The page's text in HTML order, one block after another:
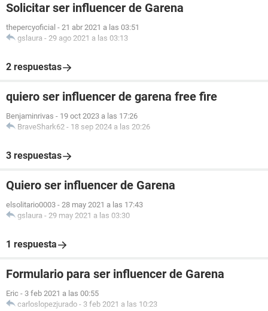
Solicitar ser influencer de Garena
thepercyoficial - 21 abr 2021 a las 03:51
gslaura - 29 ago 2021 a las 03:13
2 respuestas
quiero ser influencer de garena free fire
Benjaminrivas - 19 oct 2023 a las 17:26
BraveShark62 - 18 sep 2024 a las 20:26
3 respuestas
Quiero ser influencer de Garena
elsolitario0003 - 28 may 2021 a las 17:43
gslaura - 29 may 2021 a las 03:30
1 respuesta
Formulario para ser influencer de Garena
Eric - 3 feb 2021 a las 00:55
carloslopezjurado - 3 feb 2021 a las 10:23